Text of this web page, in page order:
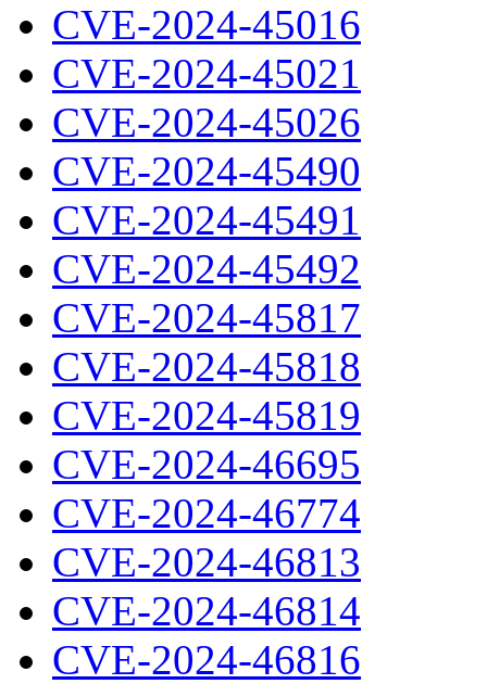
CVE-2024-45016
CVE-2024-45021
CVE-2024-45026
CVE-2024-45490
CVE-2024-45491
CVE-2024-45492
CVE-2024-45817
CVE-2024-45818
CVE-2024-45819
CVE-2024-46695
CVE-2024-46774
CVE-2024-46813
CVE-2024-46814
CVE-2024-46816